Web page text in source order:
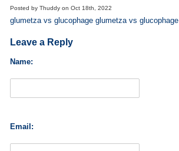
Posted byThuddyonOct 18th, 2022
glumetza vs glucophage glumetza vs glucophage
Leave a Reply
Name:
Email: